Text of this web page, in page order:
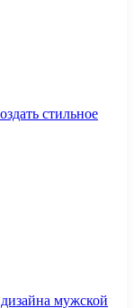
стильное
мужской